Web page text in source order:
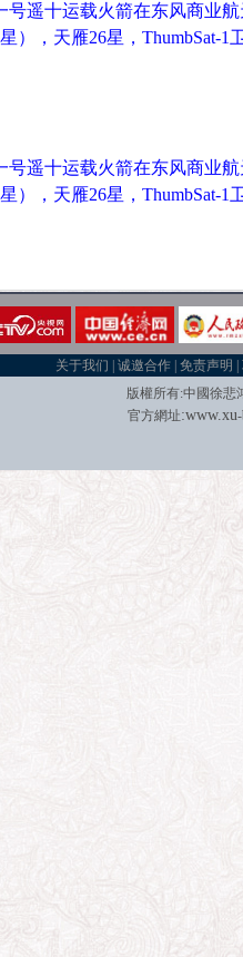
号遥十运载火箭在东风商业
），天雁26星，ThumbSat-
号遥十运载火箭在东风商业
），天雁26星，ThumbSat-
关于我们 |诚邀合作 |免责声明 |
版權所有:中國徐悲
官方網址:www.xu